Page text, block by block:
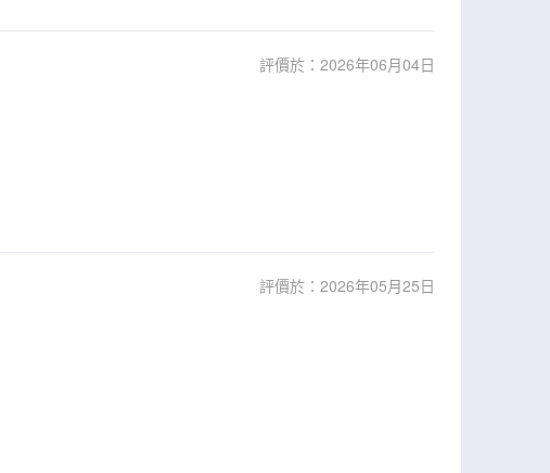
評價於：2026年06月04日
評價於：2026年05月25日